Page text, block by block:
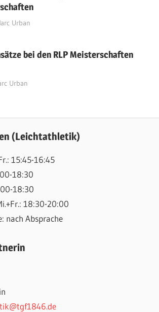
Urban
bei den RLP Meisterschaften
Urban
(Leichtathletik)
15:45-16:45
18:30
18:30
18:30-20:00
nach Absprache